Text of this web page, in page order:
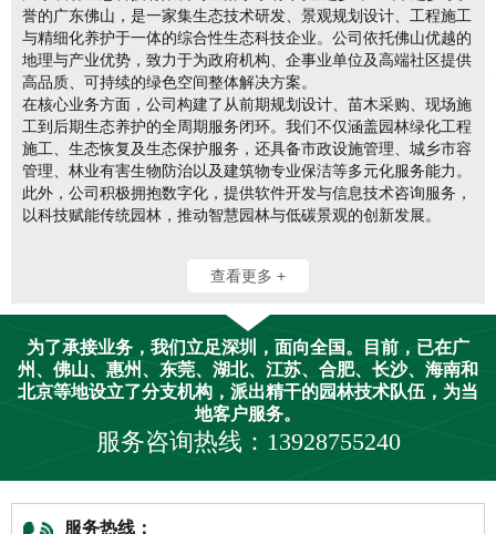
誉的广东佛山，是一家集生态技术研发、景观规划设计、工程施工
与精细化养护于一体的综合性生态科技企业。公司依托佛山优越的
地理与产业优势，致力于为政府机构、企事业单位及高端社区提供
高品质、可持续的绿色空间整体解决方案。
在核心业务方面，公司构建了从前期规划设计、苗木采购、现场施
工到后期生态养护的全周期服务闭环。我们不仅涵盖园林绿化工程
施工、生态恢复及生态保护服务，还具备市政设施管理、城乡市容
管理、林业有害生物防治以及建筑物专业保洁等多元化服务能力。
此外，公司积极拥抱数字化，提供软件开发与信息技术咨询服务，
以科技赋能传统园林，推动智慧园林与低碳景观的创新发展。
查看更多 +
为了承接业务，我们立足深圳，面向全国。目前，已在广
州、佛山、惠州、东莞、湖北、江苏、合肥、长沙、海南和
北京等地设立了分支机构，派出精干的园林技术队伍，为当
地客户服务。
服务咨询热线：13928755240
服务热线：